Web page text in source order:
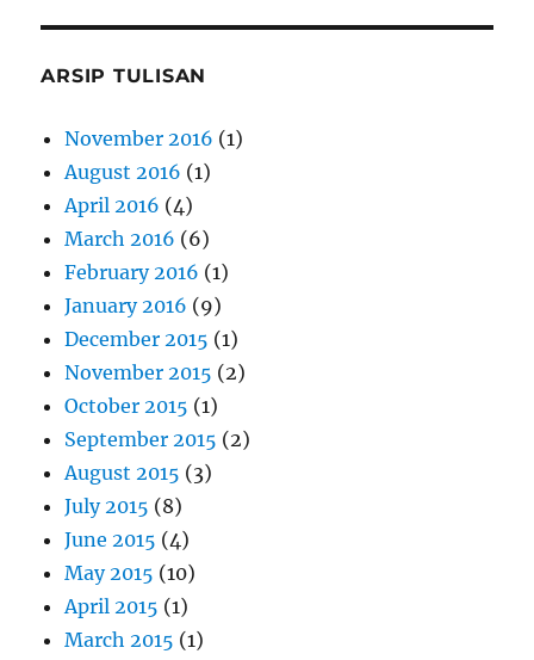
ARSIP TULISAN
November 2016 (1)
August 2016 (1)
April 2016 (4)
March 2016 (6)
February 2016 (1)
January 2016 (9)
December 2015 (1)
November 2015 (2)
October 2015 (1)
September 2015 (2)
August 2015 (3)
July 2015 (8)
June 2015 (4)
May 2015 (10)
April 2015 (1)
March 2015 (1)